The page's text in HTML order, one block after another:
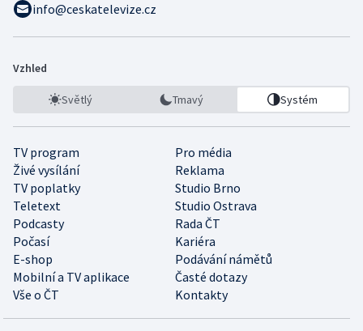
info@ceskatelevize.cz
Vzhled
Světlý Tmavý Systém
TV program
Pro média
Živé vysílání
Reklama
TV poplatky
Studio Brno
Teletext
Studio Ostrava
Podcasty
Rada ČT
Počasí
Kariéra
E-shop
Podávání námětů
Mobilní a TV aplikace
Časté dotazy
Vše o ČT
Kontakty